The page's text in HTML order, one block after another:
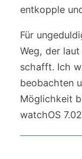
entkopple
Für
Weg, der
schafft. Ich
beobachten
Möglichkeit
watchOS